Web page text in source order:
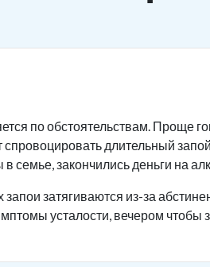
по обстоятельствам. Проще
длительный
семье, закончились деньги на
затягиваются из-за
усталости, вечером чтобы